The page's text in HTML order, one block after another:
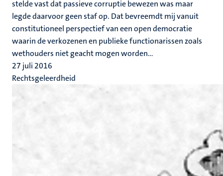
stelde vast dat passieve corruptie bewezen was maar
legde daarvoor geen staf op. Dat bevreemdt mij vanuit
constitutioneel perspectief van een open democratie
waarin de verkozenen en publieke functionarissen zoals
wethouders niet geacht mogen worden...
27 juli 2016
Rechtsgeleerdheid